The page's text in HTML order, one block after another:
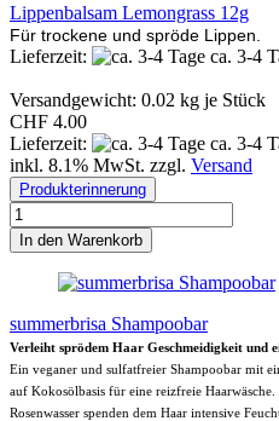
Lippenbalsam Lemongrass 12g
Für trockene und spröde Lippen.
Lieferzeit: ca. 3-4
Versandgewicht: 0.02 kg je Stück
CHF 4.00
Lieferzeit:
ca. 3-4
inkl. 8.1% MwSt. zzgl. Versand
Produkterinnerung
In den Warenkorb
summerbrisa Shampoobar
Verleiht sprödem Haar Geschmeidigkeit und
Ein veganer und sulfatfreier Shampoobar mit
auf Kokosölbasis für eine reizfreie
Rosenwasser spenden dem Haar intensive